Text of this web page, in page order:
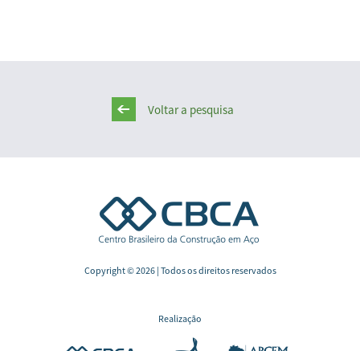
Voltar a pesquisa
Copyright © 2026 | Todos os direitos reservados
Realização